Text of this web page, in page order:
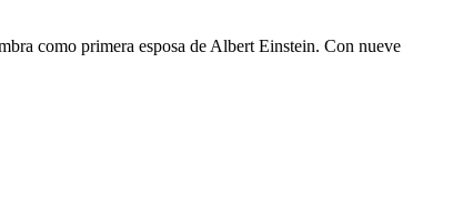
como primera esposa de Albert Einstein. Con nueve